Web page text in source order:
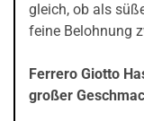
gleich, ob als
feine Belohnung
Ferrero Giotto
großer